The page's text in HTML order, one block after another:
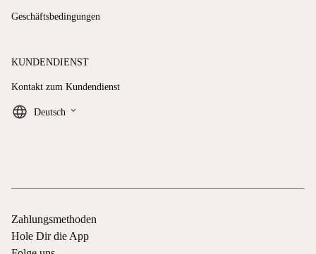
Geschäftsbedingungen
KUNDENDIENST
Kontakt zum Kundendienst
Deutsch keyboard_arrow_down
Zahlungsmethoden
Hole Dir die App